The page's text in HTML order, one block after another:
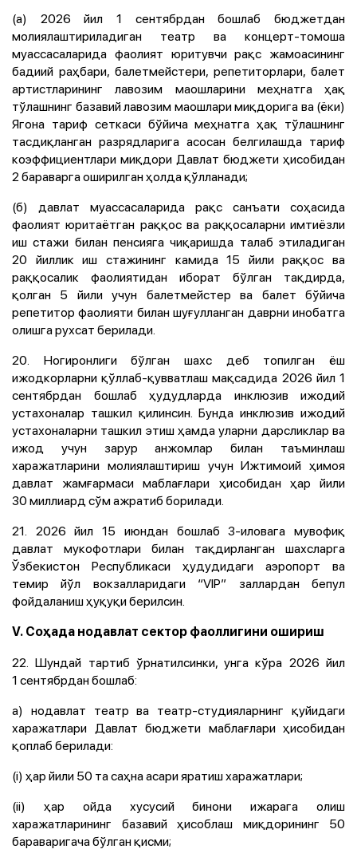
(а) 2026 йил 1 сентябрдан бошлаб бюджетдан
молиялаштириладиган театр ва концерт-томоша
муассасаларида фаолият юритувчи рақс жамоасининг
бадиий раҳбари, балетмейстери, репетиторлари, балет
артистларининг лавозим маошларини меҳнатга ҳақ
тўлашнинг базавий лавозим маошлари миқдорига ва (ёки)
Ягона тариф сеткаси бўйича меҳнатга ҳақ тўлашнинг
тасдиқланган разрядларига асосан белгилашда тариф
коэффициентлари миқдори Давлат бюджети ҳисобидан
2 бараварга оширилган ҳолда қўлланади;
(б) давлат муассасаларида рақс санъати соҳасида
фаолият юритаётган раққос ва раққосаларни имтиёзли
иш стажи билан пенсияга чиқаришда талаб этиладиган
20 йиллик иш стажининг камида 15 йили раққос ва
раққосалик фаолиятидан иборат бўлган тақдирда,
қолган 5 йили учун балетмейстер ва балет бўйича
репетитор фаолияти билан шуғулланган даврни инобатга
олишга рухсат берилади.
20. Ногиронлиги бўлган шахс деб топилган ёш
ижодкорларни қўллаб-қувватлаш мақсадида 2026 йил 1
сентябрдан бошлаб ҳудудларда инклюзив ижодий
устахоналар ташкил қилинсин. Бунда инклюзив ижодий
устахоналарни ташкил этиш ҳамда уларни дарсликлар ва
ижод учун зарур анжомлар билан таъминлаш
харажатларини молиялаштириш учун Ижтимоий ҳимоя
давлат жамғармаси маблағлари ҳисобидан ҳар йили
30 миллиард сўм ажратиб борилади.
21. 2026 йил 15 июндан бошлаб 3-иловага мувофиқ
давлат мукофотлари билан тақдирланган шахсларга
Ўзбекистон Республикаси ҳудудидаги аэропорт ва
темир йўл вокзалларидаги “VIP” заллардан бепул
фойдаланиш ҳуқуқи берилсин.
V. Соҳада нодавлат сектор фаоллигини ошириш
22. Шундай тартиб ўрнатилсинки, унга кўра 2026 йил
1 сентябрдан бошлаб:
а) нодавлат театр ва театр-студияларнинг қуйидаги
харажатлари Давлат бюджети маблағлари ҳисобидан
қоплаб берилади:
(i) ҳар йили 50 та саҳна асари яратиш харажатлари;
(ii) ҳар ойда хусусий бинони ижарага олиш
харажатларининг базавий ҳисоблаш миқдорининг 50
бараваригача бўлган қисми;